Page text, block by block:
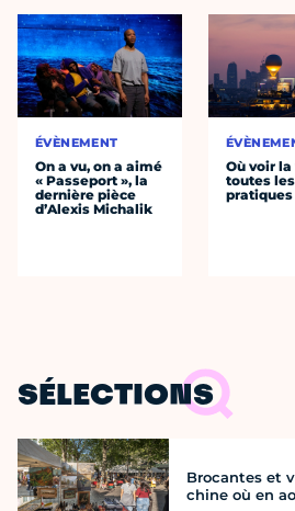
ÉVÈNEMENT
On a vu, on a aimé
« Passeport », la
dernière pièce
d’Alexis Michalik
Où voir la
toutes
pratiques
SÉLECTIONS
Brocantes et
chine où en